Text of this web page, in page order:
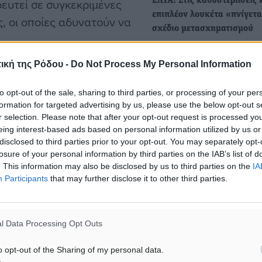
της Ρόδου - Do Not Process My Personal Information
opt-out of the sale, sharing to third parties, or processing of your
for targeted advertising by us, please use the below opt-out
selection. Please note that after your opt-out request is processed
interest-based ads based on personal information utilized by us
to third parties prior to your opt-out. You may separately
of your personal information by third parties on the IAB’s list of
This information may also be disclosed by us to third parties on the
Participants that may further disclose it to other third parties.
Data Processing Opt Outs
opt-out of the Sharing of my personal data.
σε συγκεκριμένες
οι οποίες αδυνατούν να
το οποίο έχει στη
περιοχή
οι
αρνητικά την
ζητά από τους
διανομή αντικειμένων,
εφόσον διαθέτουν, τα
θα συμμετέχουν ως
δύο ατόμων για
επιπλέον λουκέτα
σχέδιο μετασχηματισμού
των τεράστιων
δεμάτων που συχνά
και τον…
Γιατί οι καθυστερήσεις των
παραδόσεων έγιναν
τα ΕΛΤΑ
Τα τελευταία χρόνια, στο